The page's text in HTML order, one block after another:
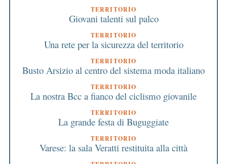
TERRITORIO
Giovani talenti sul palco
TERRITORIO
Una rete per la sicurezza del territorio
TERRITORIO
Busto Arsizio al centro del sistema moda italiano
TERRITORIO
La nostra Bcc a fianco del ciclismo giovanile
TERRITORIO
La grande festa di Buguggiate
TERRITORIO
Varese: la sala Veratti restituita alla città